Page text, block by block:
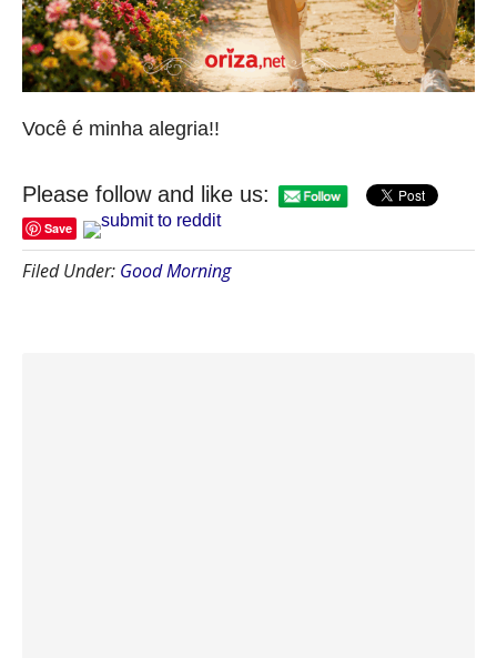
Você é minha alegria!!
Please follow and like us:
Save
Filed Under: Good Morning